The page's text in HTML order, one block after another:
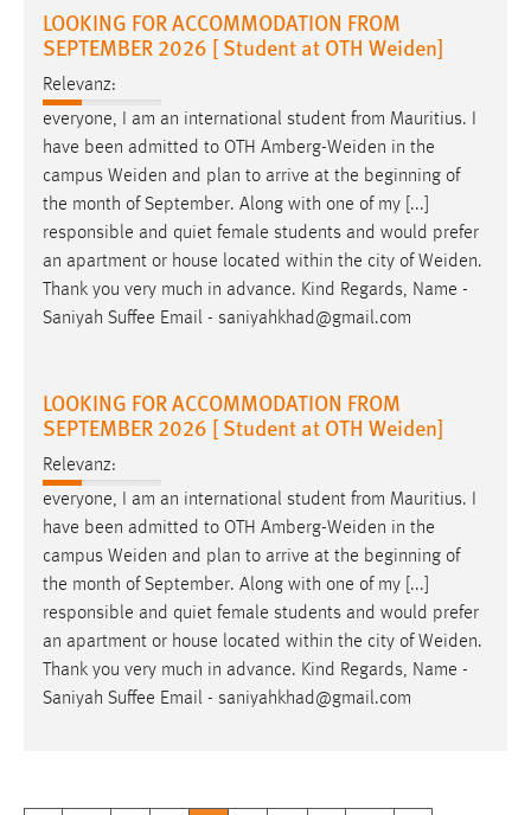
LOOKING FOR ACCOMMODATION FROM
SEPTEMBER 2026 [ Student at OTH Weiden]
Relevanz:
everyone, I am an international student from Mauritius. I
have been admitted to OTH Amberg-Weiden in the
campus Weiden and plan to arrive at the beginning of
the month of September. Along with one of my [...]
responsible and quiet female students and would prefer
an apartment or house located within the city ofWeiden.
Thank you very much in advance. Kind Regards, Name -
Saniyah Suffee Email - saniyahkhad@gmail.com
LOOKING FOR ACCOMMODATION FROM
SEPTEMBER 2026 [ Student at OTH Weiden]
Relevanz:
everyone, I am an international student from Mauritius. I
have been admitted to OTH Amberg-Weiden in the
campus Weiden and plan to arrive at the beginning of
the month of September. Along with one of my [...]
responsible and quiet female students and would prefer
an apartment or house located within the city ofWeiden.
Thank you very much in advance. Kind Regards, Name -
Saniyah Suffee Email - saniyahkhad@gmail.com